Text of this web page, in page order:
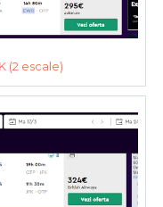
(2 escale)